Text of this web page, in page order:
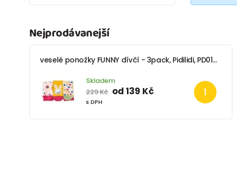
Nejprodávanejší
veselé ponožky FUNNY dívčí - 3pack, Pidilidi, PD0137-01, holka
Skladem
229 Kč od 139 Kč
s DPH